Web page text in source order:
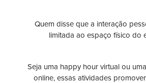
Quem disse que a interação
limitada ao espaço físico do
Seja uma happy hour virtual ou
online, essas atividades